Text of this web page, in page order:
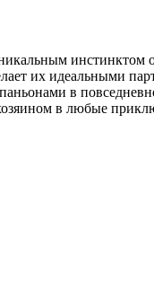
их идеальными
в
в любые